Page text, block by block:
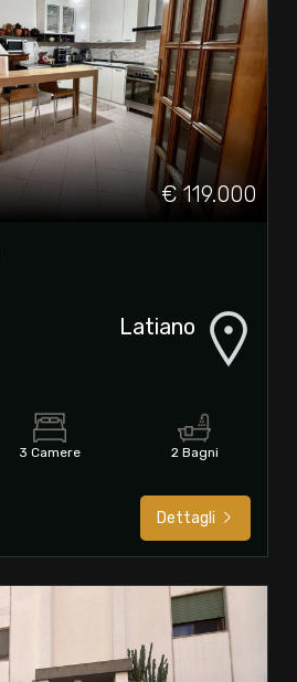
€ 119.000
Latiano
3 Camere 2 Bagni
Dettagli